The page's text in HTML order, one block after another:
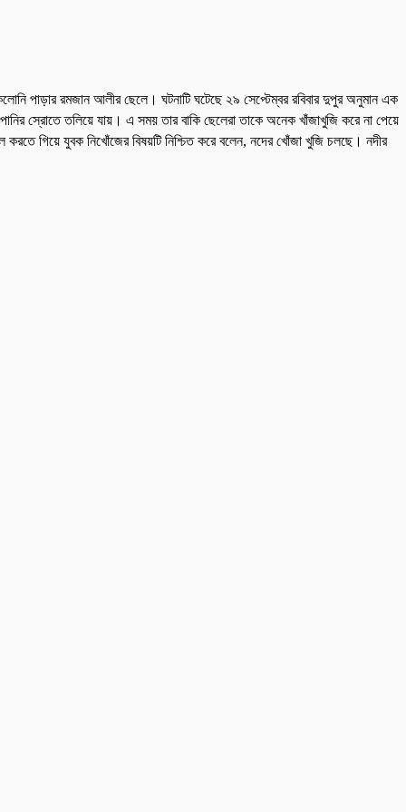
পাড়ার রমজান আলীর ছেলে। ঘটনাটি ঘটেছে ২৯ সেপ্টেম্বর রবিবার দুপুর অনুমান এক
স্রোতে তলিয়ে যায়। এ সময় তার বাকি ছেলেরা তাকে অনেক খাঁজাখুজি করে না পেয়ে
গিয়ে যুবক নিখোঁজের বিষয়টি নিশ্চিত করে বলেন, নদের খোঁজা খুজি চলছে। নদীর